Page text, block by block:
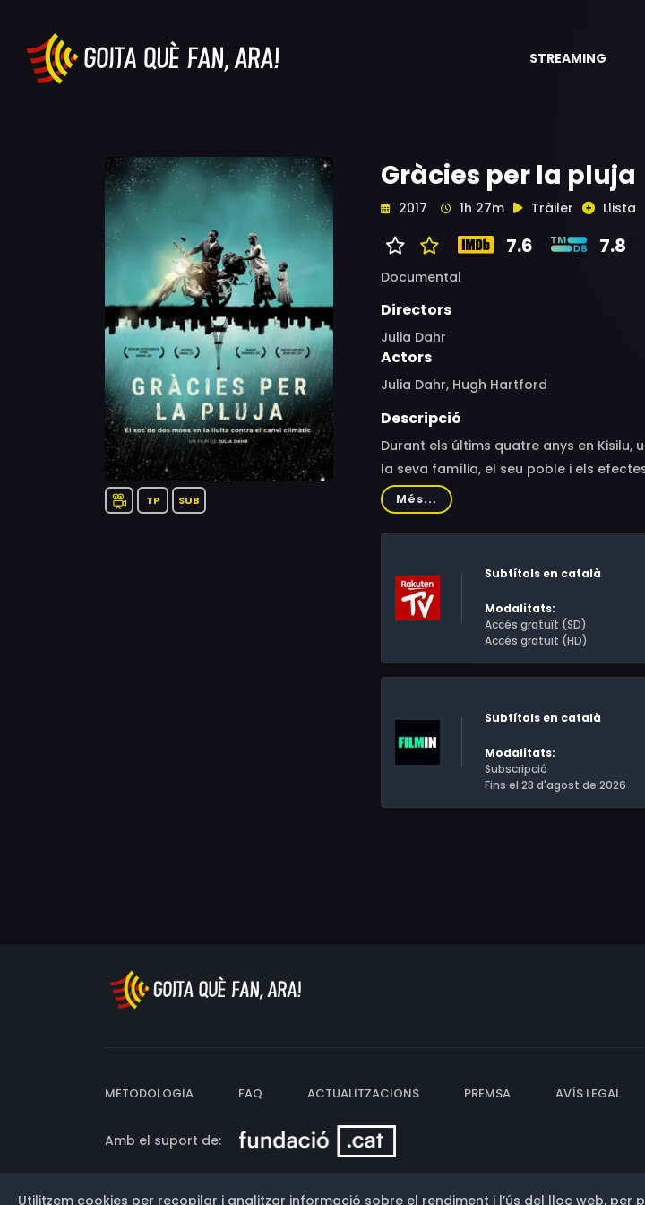
STREAMING
TP SUB
Gràcies per la pluja
2017 1h 27m Tràiler Llista
7.6 7.8
Documental
Directors
Julia Dahr
Actors
Julia Dahr, Hugh Hartford
Descripció
Durant els últims quatre anys en
la seva família, el seu poble i els
Més...
Subtítols en català
Modalitats:
Accés gratuït (SD)
Accés gratuït (HD)
Subtítols en català
Modalitats:
Subscripció
Fins el 23 d'agost de 2026
METODOLOGIA FAQ ACTUALITZACIONS PREMSA AVÍS LEGAL
Amb el suport de:
Utilitzem cookies per recopilar i analitzar informació sobre el rendiment i l’ús del lloc web,